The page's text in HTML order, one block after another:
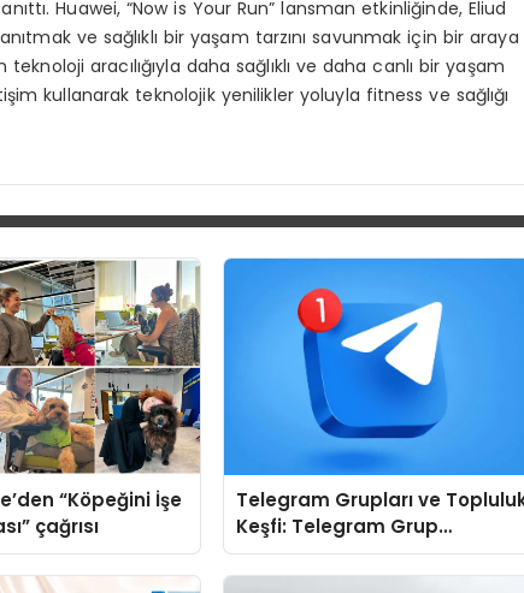
Huawei, “Now is Your Run” lansman etkinliğinde, Eliud
ve sağlıklı bir yaşam tarzını savunmak için bir araya
aracılığıyla daha sağlıklı ve daha canlı bir yaşam
kullanarak teknolojik yenilikler yoluyla fitness ve sağlığı
“Köpeğini İşe
çağrısı
Telegram Grupları ve
Keşfi: Telegram Grup
Aramalarında Zaman
Kazandıran Yöntem